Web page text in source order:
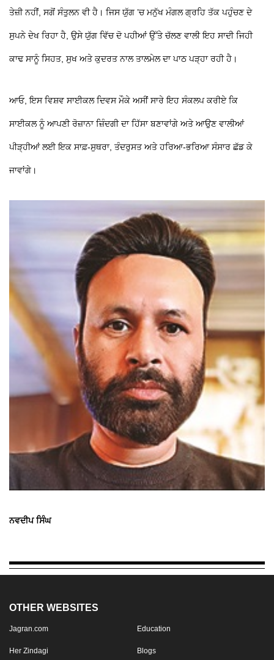
ਤੇਜ਼ੀ ਨਹੀਂ, ਸਗੋਂ ਸੰਤੁਲਨ ਵੀ ਹੈ। ਜਿਸ ਯੁੱਗ ’ਚ ਮਨੁੱਖ ਮੰਗਲ ਗ੍ਰਹਿ ਤੱਕ ਪਹੁੰਚਣ ਦੇ
ਸੁਪਨੇ ਦੇਖ ਰਿਹਾ ਹੈ, ਉਸੇ ਯੁੱਗ ਵਿੱਚ ਦੋ ਪਹੀਆਂ ਉੱਤੇ ਚੱਲਣ ਵਾਲੀ ਇਹ ਸਾਦੀ ਜਿਹੀ
ਕਾਢ ਸਾਨੂੰ ਸਿਹਤ, ਸੁਖ ਅਤੇ ਕੁਦਰਤ ਨਾਲ ਤਾਲਮੇਲ ਦਾ ਪਾਠ ਪੜ੍ਹਾ ਰਹੀ ਹੈ।
ਆਓ, ਇਸ ਵਿਸ਼ਵ ਸਾਈਕਲ ਦਿਵਸ ਮੌਕੇ ਅਸੀਂ ਸਾਰੇ ਇਹ ਸੰਕਲਪ ਕਰੀਏ ਕਿ
ਸਾਈਕਲ ਨੂੰ ਆਪਣੀ ਰੋਜ਼ਾਨਾ ਜ਼ਿੰਦਗੀ ਦਾ ਹਿੱਸਾ ਬਣਾਵਾਂਗੇ ਅਤੇ ਆਉਣ ਵਾਲੀਆਂ
ਪੀੜ੍ਹੀਆਂ ਲਈ ਇਕ ਸਾਫ਼-ਸੁਥਰਾ, ਤੰਦਰੁਸਤ ਅਤੇ ਹਰਿਆ-ਭਰਿਆ ਸੰਸਾਰ ਛੱਡ ਕੇ
ਜਾਵਾਂਗੇ।
ਨਵਦੀਪ ਸਿੰਘ
OTHER WEBSITES
Jagran.com Education
Her Zindagi Blogs